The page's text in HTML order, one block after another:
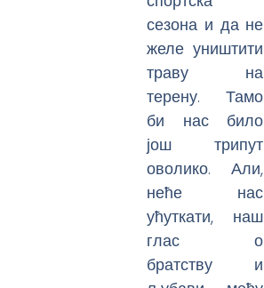
сезона и да не
желе уништити
траву на
терену. Тамо
би нас било
још трипут
оволико. Али,
неће нас
ућуткати, наш
глас о
братству и